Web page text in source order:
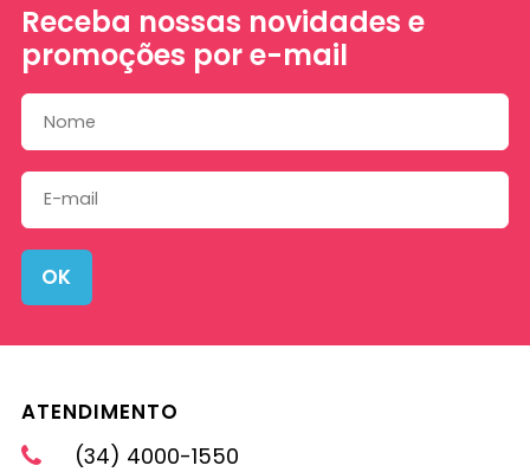
Receba nossas novidades e
promoções por e-mail
OK
ATENDIMENTO
(34) 4000-1550